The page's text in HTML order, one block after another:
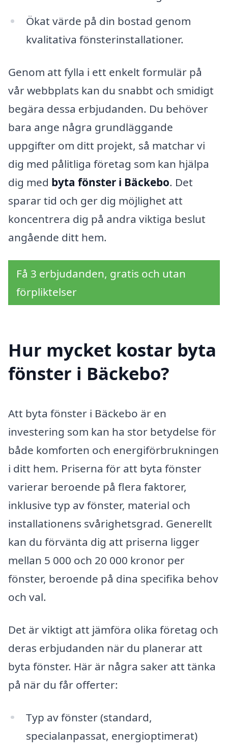
Ökat värde på din bostad genom
kvalitativa fönsterinstallationer.
Genom att fylla i ett enkelt formulär på
vår webbplats kan du snabbt och smidigt
begära dessa erbjudanden. Du behöver
bara ange några grundläggande
uppgifter om ditt projekt, så matchar vi
dig med pålitliga företag som kan hjälpa
dig med byta fönster i Bäckebo. Det
sparar tid och ger dig möjlighet att
koncentrera dig på andra viktiga beslut
angående ditt hem.
Få 3 erbjudanden, gratis och utan
förpliktelser
Hur mycket kostar byta
fönster i Bäckebo?
Att byta fönster i Bäckebo är en
investering som kan ha stor betydelse för
både komforten och energiförbrukningen
i ditt hem. Priserna för att byta fönster
varierar beroende på flera faktorer,
inklusive typ av fönster, material och
installationens svårighetsgrad. Generellt
kan du förvänta dig att priserna ligger
mellan 5 000 och 20 000 kronor per
fönster, beroende på dina specifika behov
och val.
Det är viktigt att jämföra olika företag och
deras erbjudanden när du planerar att
byta fönster. Här är några saker att tänka
på när du får offerter:
Typ av fönster (standard,
specialanpassat, energioptimerat)